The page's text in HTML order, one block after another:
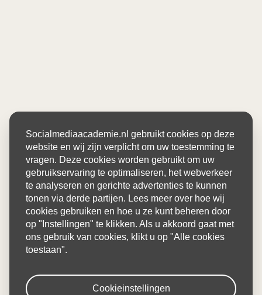
Socialmediaacademie.nl gebruikt cookies op deze
website en wij zijn verplicht om uw toestemming te
vragen. Deze cookies worden gebruikt om uw
gebruikservaring te optimaliseren, het webverkeer
te analyseren en gerichte advertenties te kunnen
tonen via derde partijen. Lees meer over hoe wij
cookies gebruiken en hoe u ze kunt beheren door
op "Instellingen" te klikken. Als u akkoord gaat met
ons gebruik van cookies, klikt u op "Alle cookies
toestaan".
Cookieinstellingen